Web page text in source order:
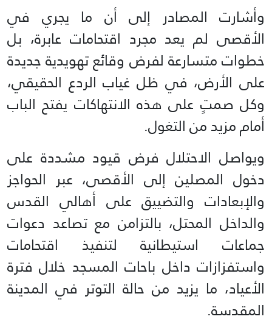
وأشارت المصادر إلى أن ما يجري في
الأقصى لم يعد مجرد اقتحامات عابرة، بل
خطوات متسارعة لفرض وقائع تهويدية جديدة
على الأرض، في ظل غياب الردع الحقيقي،
وكل صمتٍ على هذه الانتهاكات يفتح الباب
أمام مزيد من التغول.
ويواصل الاحتلال فرض قيود مشددة على
دخول المصلين إلى الأقصى، عبر الحواجز
والإبعادات والتضييق على أهالي القدس
والداخل المحتل، بالتزامن مع تصاعد دعوات
جماعات استيطانية لتنفيذ اقتحامات
واستفزازات داخل باحات المسجد خلال فترة
الأعياد، ما يزيد من حالة التوتر في المدينة
المقدسة.